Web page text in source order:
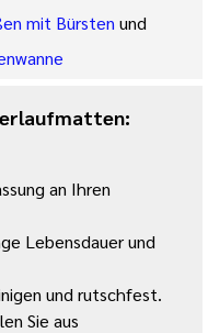
mit Bürsten und
an Ihren
Lebensdauer und
und rutschfest.
Sie aus